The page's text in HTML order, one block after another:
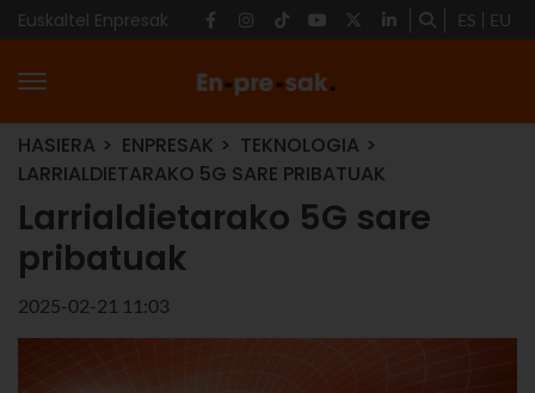
Euskaltel Enpresak ES EU
HASIERA ENPRESAK
TEKNOLOGIA
LARRIALDIETARAKO 5G SARE PRIBATUAK
Larrialdietarako 5G sare
pribatuak
2025-02-21 11:03